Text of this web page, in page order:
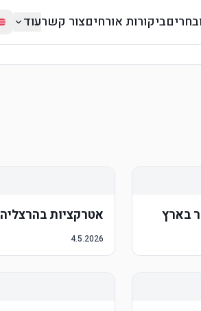
ביקורות אורחיםצור קשרעוד
בארץ אטרקציות בהרצליה
4.5.2026